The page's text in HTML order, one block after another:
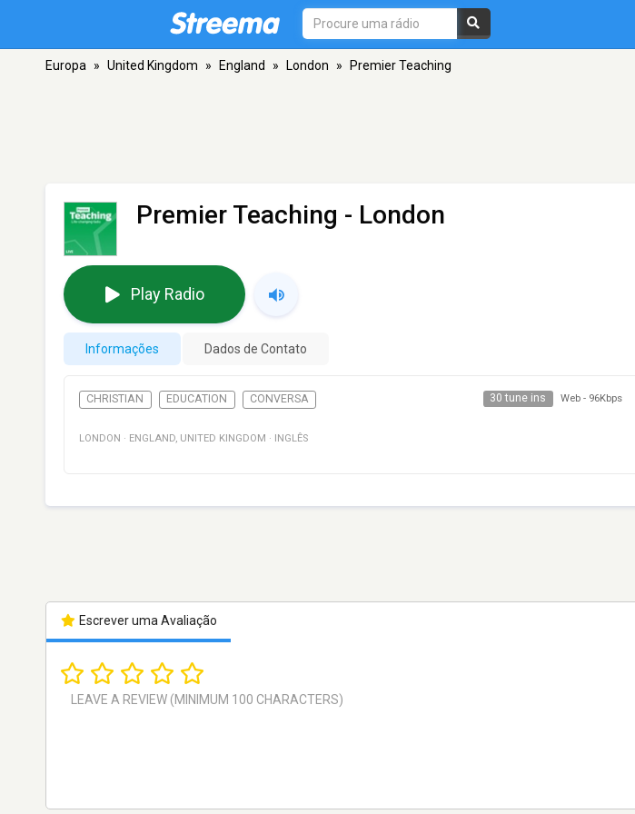
Europa » United Kingdom » England » London » Premier Teaching
Premier Teaching - London
Play Radio
Informações Dados de Contato
CHRISTIAN EDUCATION CONVERSA 30 tune ins Web - 96Kbps
LONDON · ENGLAND, UNITED KINGDOM · INGLÊS
Escrever uma Avaliação